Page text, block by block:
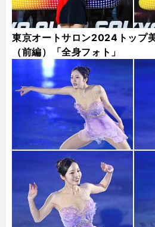
東京オートサロン2024トップ
（前編）「全身フォト」